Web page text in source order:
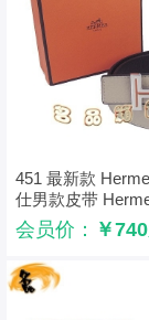
451 最新款
仕男款皮带
纹灰配黑 银配橙
会员价： ￥